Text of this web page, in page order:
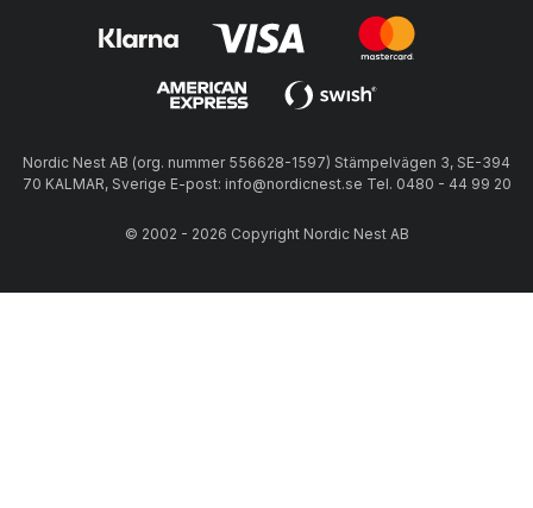
Nordic Nest AB (org. nummer 556628-1597) Stämpelvägen 3, SE-394
70 KALMAR, Sverige E-post: info@nordicnest.se Tel. 0480 - 44 99 20
© 2002 - 2026 Copyright Nordic Nest AB